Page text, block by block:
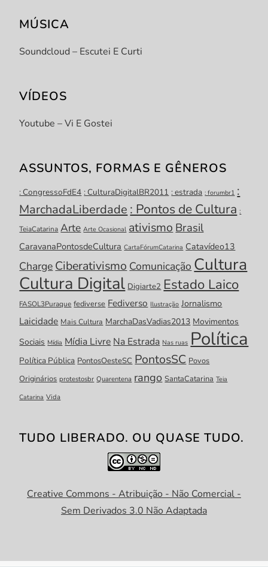
MÚSICA
Soundcloud – Escutei E Curti
VÍDEOS
Youtube – Vi E Gostei
ASSUNTOS, FORMAS E GÊNEROS
: CongressoFdE4 : CulturaDigitalBR2011 : estrada : forumbr1 :
MarchadaLiberdade : Pontos de Cultura :
TeiaCatarina Arte Arte Ocasional ativismo Brasil
CaravanaPontosdeCultura CartaFórumCatarina Catavídeo13
Charge Ciberativismo Comunicação Cultura
Cultura Digital Digiarte2 Estado Laico
FASOL3Puraque fediverse Fediverso Ilustração Jornalismo
Laicidade Mais Cultura MarchaDasVadias2013 Movimentos
Sociais Mídia Mídia Livre Na Estrada Nas ruas Política
Política Pública PontosOesteSC PontosSC Povos
Originários protestosbr Quarentena rango SantaCatarina Teia
Catarina Vida
TUDO LIBERADO. OU QUASE TUDO.
Creative Commons - Atribuição - Não Comercial -
Sem Derivados 3.0 Não Adaptada